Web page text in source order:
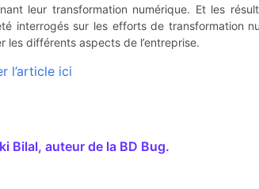
leur transformation numérique. Et les
interrogés sur les efforts de transformation
les différents aspects de l’entreprise.
l’article ici
Bilal, auteur de la BD Bug.